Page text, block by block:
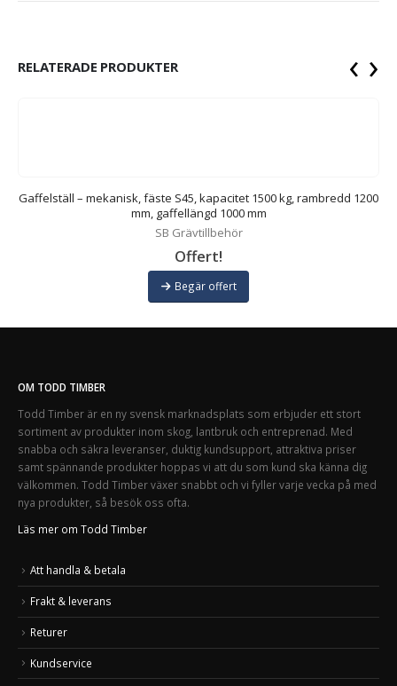
RELATERADE PRODUKTER
Gaffelställ – mekanisk, fäste S45, kapacitet 1500 kg, rambredd 1200
mm, gaffellängd 1000 mm
SB Grävtillbehör
Offert!
Begär offert
‹ ›
OM TODD TIMBER
Todd Timber är en ny svensk marknadsplats som erbjuder ett stort
sortiment av produkter inom skog, lantbruk och entreprenad. Med
snabba och säkra leveranser, duktig kundsupport, attraktiva priser
samt spännande produkter hoppas vi att du som kund ska känna dig
välkommen. Todd Timber växer snabbt och vi fyller varje vecka på med
nya produkter, så besök oss ofta.
Läs mer om Todd Timber
Att handla & betala
Frakt & leverans
Returer
Kundservice